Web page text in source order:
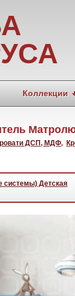
Коллекции
ДСП, МДФ,
системы) Детская